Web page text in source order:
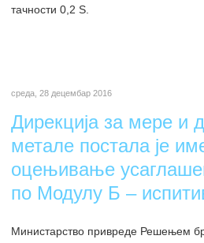
тачности 0,2 S.
среда, 28 децембар 2016
Дирекција за мере и
метале постала је
оцењивање
по Модулу Б –
Министарство привреде Решењем